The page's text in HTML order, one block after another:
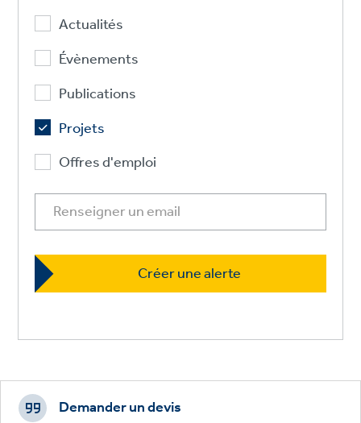
Actualités
Évènements
Publications
Projets
Offres d'emploi
Footer
CTAs
Demander un devis